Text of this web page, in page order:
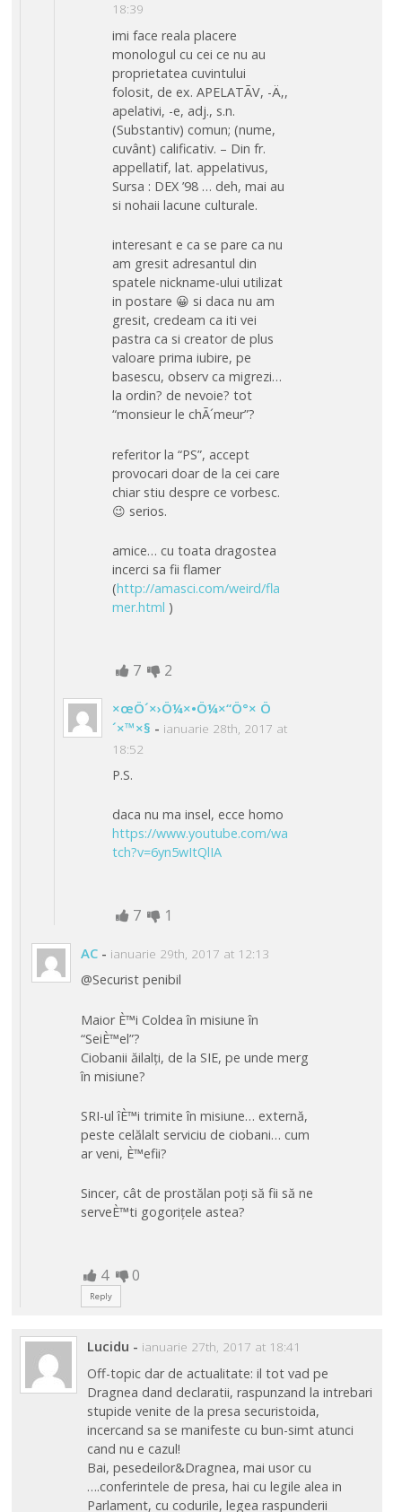
18:39
imi face reala placere
monologul cu cei ce nu au
proprietatea cuvintului
folosit, de ex. APELATÃV, -Ä‚,
apelativi, -e, adj., s.n.
(Substantiv) comun; (nume,
cuvânt) calificativ. – Din fr.
appellatif, lat. appelativus,
Sursa : DEX ’98 … deh, mai au
si nohaii lacune culturale.
interesant e ca se pare ca nu
am gresit adresantul din
spatele nickname-ului utilizat
in postare 😀 si daca nu am
gresit, credeam ca iti vei
pastra ca si creator de plus
valoare prima iubire, pe
basescu, observ ca migrezi…
la ordin? de nevoie? tot
“monsieur le chÃ´meur”?
referitor la “PS”, accept
provocari doar de la cei care
chiar stiu despre ce vorbesc.
😉 serios.
amice… cu toata dragostea
incerci sa fii flamer
(http://amasci.com/weird/fla
mer.html )
7 2
×œÖ´×›Ö¼×•Ö¼×“Ö°× Ö
´×™×§ - ianuarie 28th, 2017 at
18:52
P.S.
daca nu ma insel, ecce homo
https://www.youtube.com/wa
tch?v=6yn5wItQlIA
7 1
AC - ianuarie 29th, 2017 at 12:13
@Securist penibil
Maior È™i Coldea în misiune în
“SeiÈ™el”?
Ciobanii ăilalți, de la SIE, pe unde merg
în misiune?
SRI-ul îÈ™i trimite în misiune… externă,
peste celălalt serviciu de ciobani… cum
ar veni, È™efii?
Sincer, cât de prostălan poți să fii să ne
serveÈ™ti gogorițele astea?
4 0
Reply
Lucidu - ianuarie 27th, 2017 at 18:41
Off-topic dar de actualitate: il tot vad pe
Dragnea dand declaratii, raspunzand la intrebari
stupide venite de la presa securistoida,
incercand sa se manifeste cu bun-simt atunci
cand nu e cazul!
Bai, pesedeilor&Dragnea, mai usor cu
….conferintele de presa, hai cu legile alea in
Parlament, cu codurile, legea raspunderii